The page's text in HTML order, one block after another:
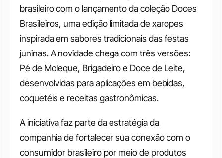
brasileiro com o lançamento da coleção Doces
Brasileiros, uma edição limitada de xaropes
inspirada em sabores tradicionais das festas
juninas. A novidade chega com três versões:
Pé de Moleque, Brigadeiro e Doce de Leite,
desenvolvidas para aplicações em bebidas,
coquetéis e receitas gastronômicas.
A iniciativa faz parte da estratégia da
companhia de fortalecer sua conexão com o
consumidor brasileiro por meio de produtos